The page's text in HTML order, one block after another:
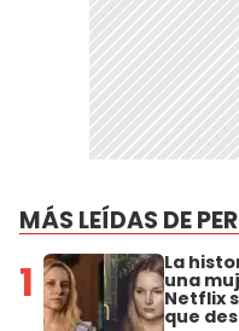
MÁS LEÍDAS DE
1 La
una
Netflix
que